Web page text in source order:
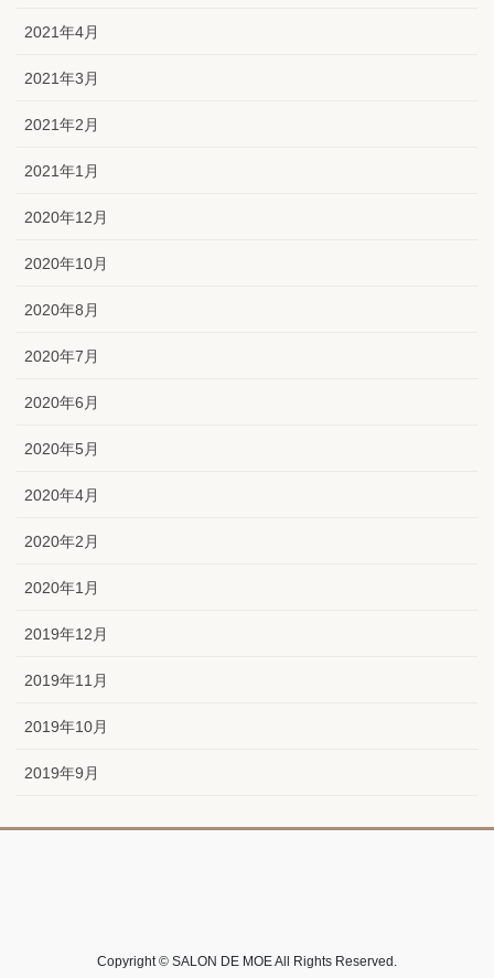
2021年4月
2021年3月
2021年2月
2021年1月
2020年12月
2020年10月
2020年8月
2020年7月
2020年6月
2020年5月
2020年4月
2020年2月
2020年1月
2019年12月
2019年11月
2019年10月
2019年9月
Copyright © SALON DE MOE All Rights Reserved.